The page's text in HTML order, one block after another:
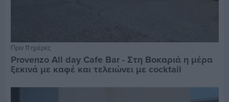
Πριν 11 ημέρες
Provenzo All day Cafe Bar - Στη Βοκαριά η μέρα
ξεκινά με καφέ και τελειώνει με cocktail